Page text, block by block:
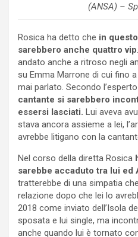
(ANSA) –
Rosica ha detto che in
sarebbero anche quattro vip
andato anche a ritroso negli
su Emma Marrone di cui fino
mai parlato. Secondo
cantante si sarebbero
essersi lasciati. Lui aveva
stava ancora assieme a lei,
avrebbe litigano con la
Nel corso della diretta Rosica
sarebbe accaduto tra lui ed
tratterebbe di una simpatia
relazione dopo che lei lo
2018 come inviato dell’Isola
sposata e lui single, ma
anche quando lui è tornato